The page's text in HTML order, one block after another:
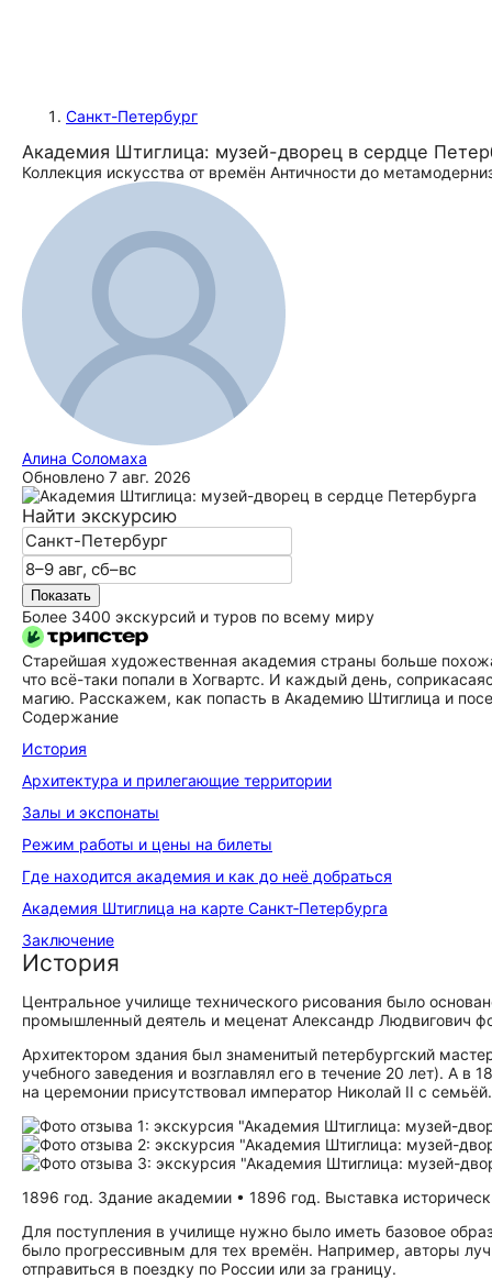
Санкт-Петербург
Академия Штиглица: музей-дворец в сердце
Коллекция искусства от времён Античности до
Алина Соломаха
Обновлено 7 авг. 2026
Найти экскурсию
Показать
Более 3400 экскурсий и туров по всему миру
Старейшая художественная академия страны больше
что всё-таки попали в Хогвартс. И каждый день,
магию. Расскажем, как попасть в Академию Штиглица и
Содержание
История
Архитектура и прилегающие территории
Залы и экспонаты
Режим работы и цены на билеты
Где находится академия и как до неё добраться
Академия Штиглица на карте Санкт‑Петербурга
Заключение
История
Центральное училище технического рисования было
промышленный деятель и меценат Александр Людвигович
Архитектором здания был знаменитый петербургский
учебного заведения и возглавлял его в течение 20 лет). А
на церемонии присутствовал император Николай II с семьёй.
1896 год. Здание академии • 1896 год. Выставка
Для поступления в училище нужно было иметь базовое
было прогрессивным для тех времён. Например, авторы
отправиться в поездку по России или за границу.